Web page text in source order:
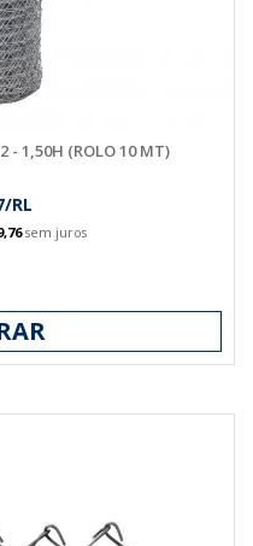
- 1,50H (ROLO 10 MT)
RL
sem juros